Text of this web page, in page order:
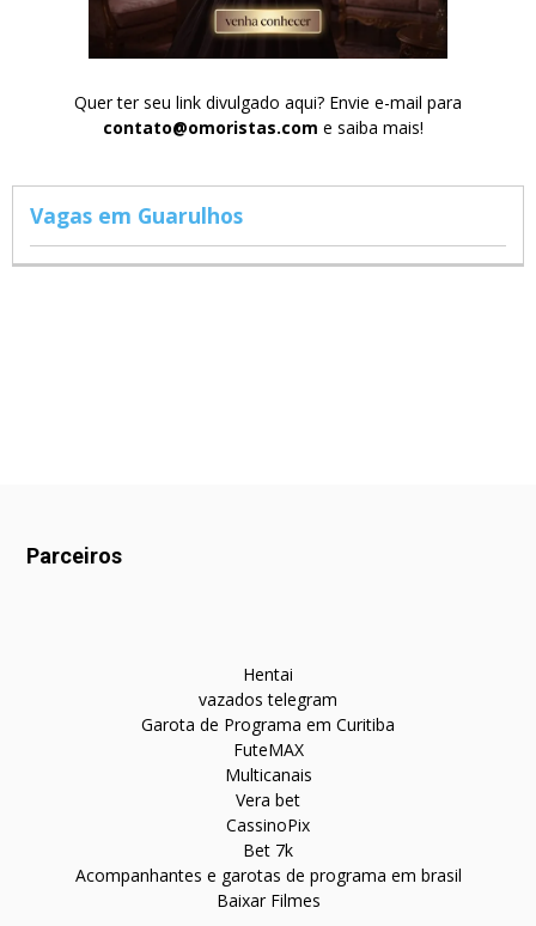
Quer ter seu link divulgado aqui? Envie e-mail para
contato@omoristas.com e saiba mais!
Vagas em Guarulhos
Parceiros
Hentai
vazados telegram
Garota de Programa em Curitiba
FuteMAX
Multicanais
Vera bet
CassinoPix
Bet 7k
Acompanhantes e garotas de programa em brasil
Baixar Filmes